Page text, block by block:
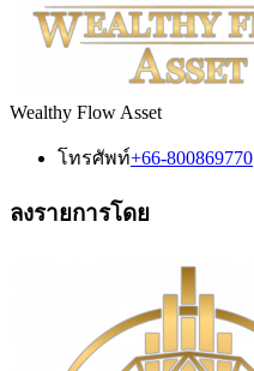
Wealthy Flow Asset
โทรศัพท์+66-800869770
ลงรายการโดย